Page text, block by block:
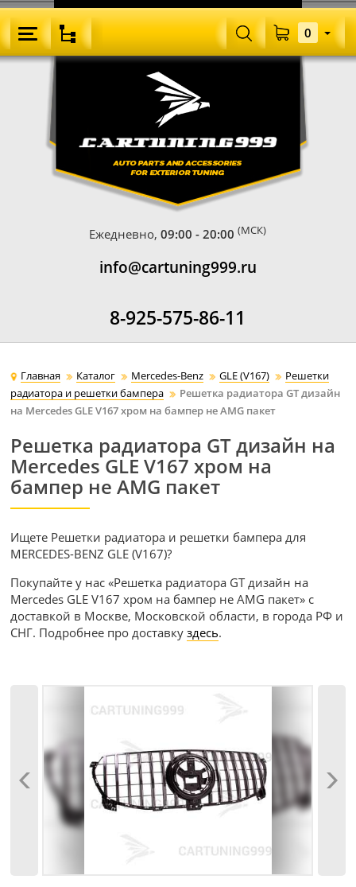
Ежедневно,09:00 - 20:00 (МСК)
info@cartuning999.ru
8-925-575-86-11
0
Главная Каталог Mercedes-Benz GLE (V167)
Решетки
радиатора и решетки бампера
Решетка радиатора GT дизайн
на Mercedes GLE V167 хром на бампер не AMG пакет
Решетка радиатора GT дизайн на
Mercedes GLE V167 хром на
бампер не AMG пакет
Ищете Решетки радиатора и решетки бампера для
MERCEDES-BENZ GLE (V167)?
Покупайте у нас «Решетка радиатора GT дизайн на
Mercedes GLE V167 хром на бампер не AMG пакет» с
доставкой в Москве, Московской области, в города РФ и
СНГ. Подробнее про доставкуздесь.